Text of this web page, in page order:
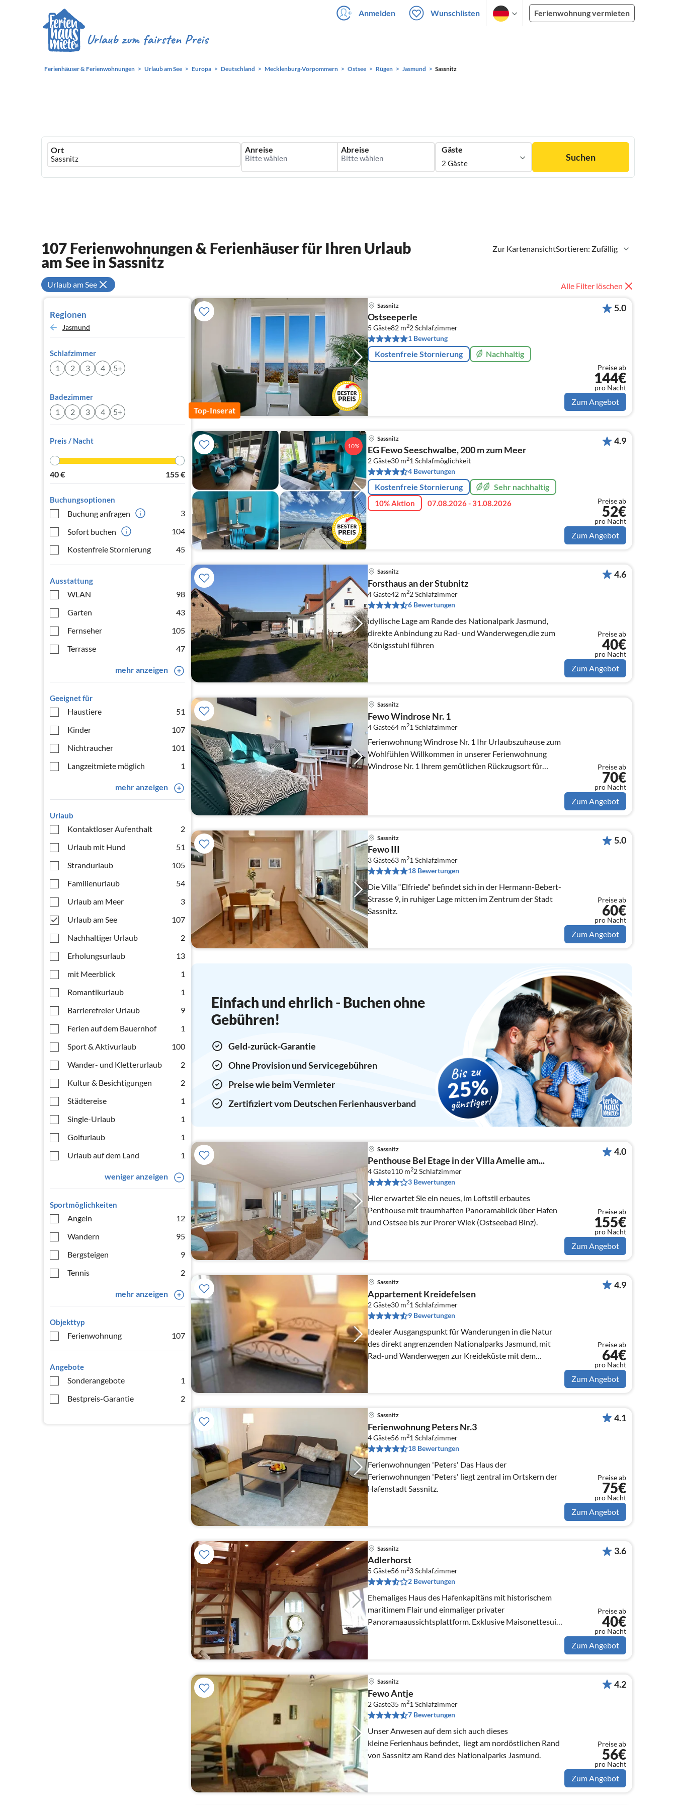
Anmelden Wunschlisten Ferienwohnung vermieten
Ferienhäuser & Ferienwohnungen Urlaub am See Europa Deutschland Mecklenburg-Vorpommern Ostsee Rügen Jasmund Sassnitz
Ferienhausmiete
logo
Ort Anreise Abreise Gäste
2 Gäste
Suchen
Zur KartenansichtSortieren: Zufällig
107 Ferienwohnungen & Ferienhäuser für Ihren Urlaub
am See in Sassnitz
Urlaub am See Alle Filter löschen
Regionen
Jasmund
Schlafzimmer
1 2 3 4 5+
Badezimmer
1 2 3 4 5+
Preis / Nacht
40€ 155€
Buchungsoptionen
Buchung anfragen
3
Sofort buchen
104
Kostenfreie Stornierung
45
Ausstattung
WLAN
98
Garten
43
Fernseher
105
Terrasse
47
mehr anzeigen
Geeignet für
Haustiere
51
Kinder
107
Nichtraucher
101
Langzeitmiete möglich
1
mehr anzeigen
Urlaub
Kontaktloser Aufenthalt
2
Urlaub mit Hund
51
Strandurlaub
105
Familienurlaub
54
Urlaub am Meer
3
Urlaub am See
107
Nachhaltiger Urlaub
2
Erholungsurlaub
13
mit Meerblick
1
Romantikurlaub
1
Barrierefreier Urlaub
9
Ferien auf dem Bauernhof
1
Sport & Aktivurlaub
100
Wander- und Kletterurlaub
2
Kultur & Besichtigungen
2
Städtereise
1
Single-Urlaub
1
Golfurlaub
1
Urlaub auf dem Land
1
weniger anzeigen
Sportmöglichkeiten
Angeln
12
Wandern
95
Bergsteigen
9
Tennis
2
mehr anzeigen
Objekttyp
Ferienwohnung 107
Angebote
Sonderangebote
1
Bestpreis-Garantie
2
Top-Inserat
Sassnitz
Ostseeperle
5 Gäste82 m22Schlafzimmer
1 Bewertung
Kostenfreie Stornierung Nachhaltig
5.0
Preise ab
144€
pro Nacht
Zum Angebot
10%
Sassnitz
EG Fewo Seeschwalbe, 200 m zum Meer
2 Gäste30 m21 Schlafmöglichkeit
4 Bewertungen
Kostenfreie Stornierung Sehr nachhaltig
10% Aktion 07.08.2026 - 31.08.2026
4.9
Preise ab
52€
pro Nacht
Zum Angebot
Sassnitz
Forsthaus an der Stubnitz
4 Gäste42 m22Schlafzimmer
6 Bewertungen
idyllische Lage am Rande des Nationalpark Jasmund,
direkte Anbindung zu Rad- und Wanderwegen,die zum
Königsstuhl führen
4.6
Preise ab
40€
pro Nacht
Zum Angebot
Sassnitz
Fewo Windrose Nr. 1
4 Gäste64 m21 Schlafzimmer
Ferienwohnung Windrose Nr. 1 Ihr Urlaubszuhause zum
Wohlfühlen Willkommen in unserer Ferienwohnung
Windrose Nr. 1 Ihrem gemütlichen Rückzugsort für
entspannte Urlaubstage.
Preise ab
70€
pro Nacht
Zum Angebot
Sassnitz
Fewo III
3 Gäste63 m21 Schlafzimmer
18 Bewertungen
Die Villa “Elfriede” befindet sich in der Hermann-Bebert-
Strasse 9, in ruhiger Lage mitten im Zentrum der Stadt
Sassnitz.
5.0
Preise ab
60€
pro Nacht
Zum Angebot
Einfach und ehrlich - Buchen ohne
Gebühren!
Geld-zurück-Garantie
Ohne Provision und Servicegebühren
Preise wie beim Vermieter
Zertifiziert vom Deutschen Ferienhausverband
Sassnitz
Penthouse Bel Etage in der Villa Amelie am...
4 Gäste110 m22Schlafzimmer
3 Bewertungen
Hier erwartet Sie ein neues, im Loftstil erbautes
Penthouse mit traumhaften Panoramablick über Hafen
und Ostsee bis zur Prorer Wiek (Ostseebad Binz).
4.0
Preise ab
155€
pro Nacht
Zum Angebot
Sassnitz
Appartement Kreidefelsen
2 Gäste30 m21 Schlafzimmer
9 Bewertungen
Idealer Ausgangspunkt für Wanderungen in die Natur
des direkt angrenzenden Nationalparks Jasmund, mit
Rad-und Wanderwegen zur Kreideküste mit dem
4.9
Preise ab
64€
pro Nacht
Zum Angebot
Sassnitz
Ferienwohnung Peters Nr.3
4 Gäste56 m21 Schlafzimmer
18 Bewertungen
Ferienwohnungen 'Peters' Das Haus der
Ferienwohnungen 'Peters' liegt zentral im Ortskern der
Hafenstadt Sassnitz.
4.1
Preise ab
75€
pro Nacht
Zum Angebot
Sassnitz
Adlerhorst
5 Gäste56 m23Schlafzimmer
2 Bewertungen
Ehemaliges Haus des Hafenkapitäns mit historischem
maritimem Flair und einmaliger privater
Panoramaaussichtsplattform. Exklusive Maisonettesuite
über 2 Etagen.
3.6
Preise ab
40€
pro Nacht
Zum Angebot
Sassnitz
Fewo Antje
2 Gäste35 m21 Schlafzimmer
7 Bewertungen
Unser Anwesen auf dem sich auch dieses
kleine Ferienhaus befindet, liegt am nordöstlichen Rand
von Sassnitz am Rand des Nationalparks Jasmund.
4.2
Preise ab
56€
pro Nacht
Zum Angebot